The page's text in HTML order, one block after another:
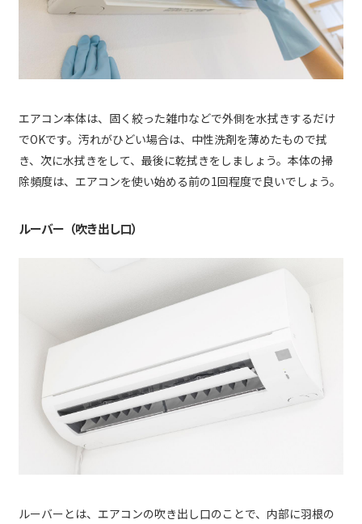
エアコン本体は、固く絞った雑巾などで外側を水拭きするだけ
でOKです。汚れがひどい場合は、中性洗剤を薄めたもので拭
き、次に水拭きをして、最後に乾拭きをしましょう。本体の掃
除頻度は、エアコンを使い始める前の1回程度で良いでしょう。
ルーバー（吹き出し口）
ルーバーとは、エアコンの吹き出し口のことで、内部に羽根の